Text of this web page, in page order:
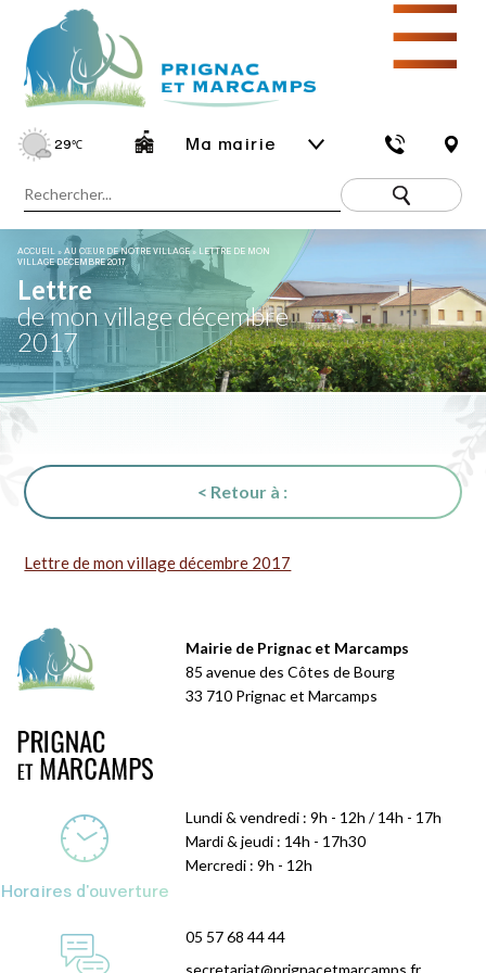
29℃ Ma mairie
☰
ACCUEIL »AU CŒUR DE NOTRE VILLAGE» LETTRE DE MON
VILLAGE DÉCEMBRE 2017
Lettre
de mon village décembre
2017
< Retour à :
Lettre de mon village décembre 2017
Mairie de Prignac et Marcamps
85 avenue des Côtes de Bourg
33 710 Prignac et Marcamps
Horaires d'ouverture
Lundi & vendredi : 9h - 12h / 14h - 17h
Mardi & jeudi : 14h - 17h30
Mercredi : 9h - 12h
05 57 68 44 44